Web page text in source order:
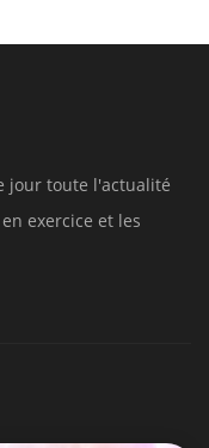
jour toute l'actualité
exercice et les